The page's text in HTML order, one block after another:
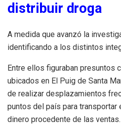
distribuir droga
A medida que avanzó la
identificando a los distintos
Entre ellos figuraban presuntos
ubicados en El Puig de Santa
de realizar desplazamientos
puntos del país para
dinero procedente de las ventas.